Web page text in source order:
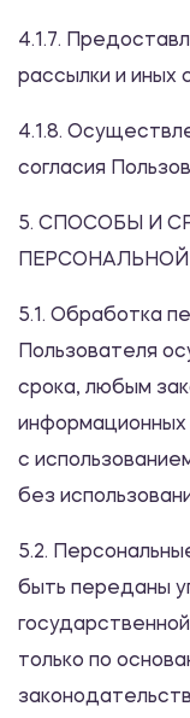
4.1.7.
рассылки и иных
4.1.8.
согласия
5. СПОСОБЫ И
5.1. Обработка
Пользователя
срока, любым
информационных
с
без
5.2.
быть переданы
только по